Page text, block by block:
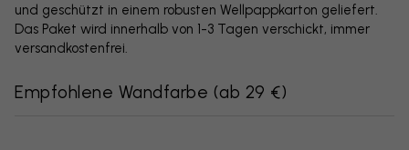
und geschützt in einem robusten Wellpappkarton geliefert.
Das Paket wird innerhalb von 1-3 Tagen verschickt, immer
versandkostenfrei.
Empfohlene Wandfarbe (ab 29 €)